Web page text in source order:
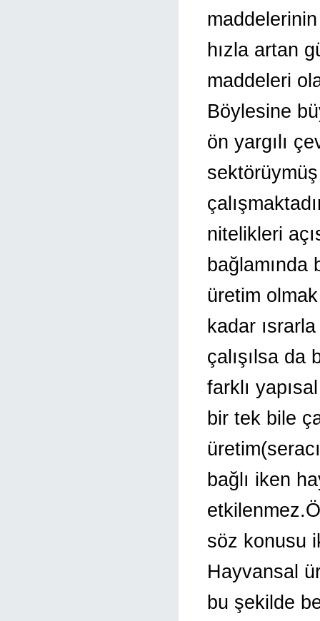
hızla artan
maddeleri
Böylesine
ön yargılı
nitelikleri
bağlamında
üretim
kadar
çalışılsa da
farklı
bir tek bile
bağlı iken
söz konusu
Hayvansal
bu şekilde